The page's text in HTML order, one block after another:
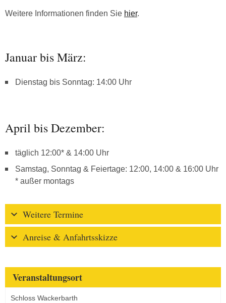
Weitere Informationen finden Sie hier.
Januar bis März:
Dienstag bis Sonntag: 14:00 Uhr
April bis Dezember:
täglich 12:00* & 14:00 Uhr
Samstag, Sonntag & Feiertage: 12:00, 14:00 & 16:00 Uhr
* außer montags
Weitere Termine
Anreise & Anfahrtsskizze
Veranstaltungsort
Schloss Wackerbarth